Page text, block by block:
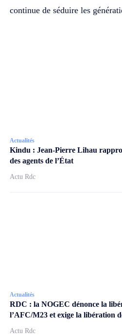
continue de séduire les
Actualités
Kindu : Jean-Pierre Lihau
des agents de l’État
Actu Rdc
Actualités
RDC : la NOGEC dénonce la
l’AFC/M23 et exige la libération
Actu Rdc